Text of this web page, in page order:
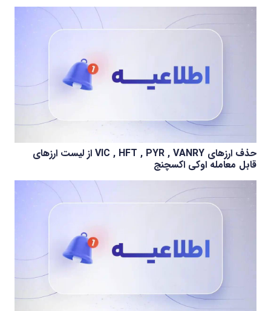
حذف ارزهای VIC , HFT , PYR , VANRY از لیست ارزهای
قابل معامله اوکی اکسچنج